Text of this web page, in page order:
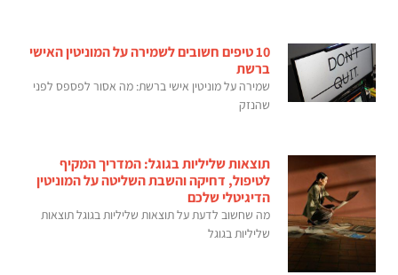
10 טיפים חשובים לשמירה על המוניטין האישי
ברשת
שמירה על מוניטין אישי ברשת: מה אסור לפספס לפני
שהנזק
תוצאות שליליות בגוגל: המדריך המקיף
לטיפול, דחיקה והשבת השליטה על המוניטין
הדיגיטלי שלכם
מה שחשוב לדעת על תוצאות שליליות בגוגל תוצאות
שליליות בגוגל